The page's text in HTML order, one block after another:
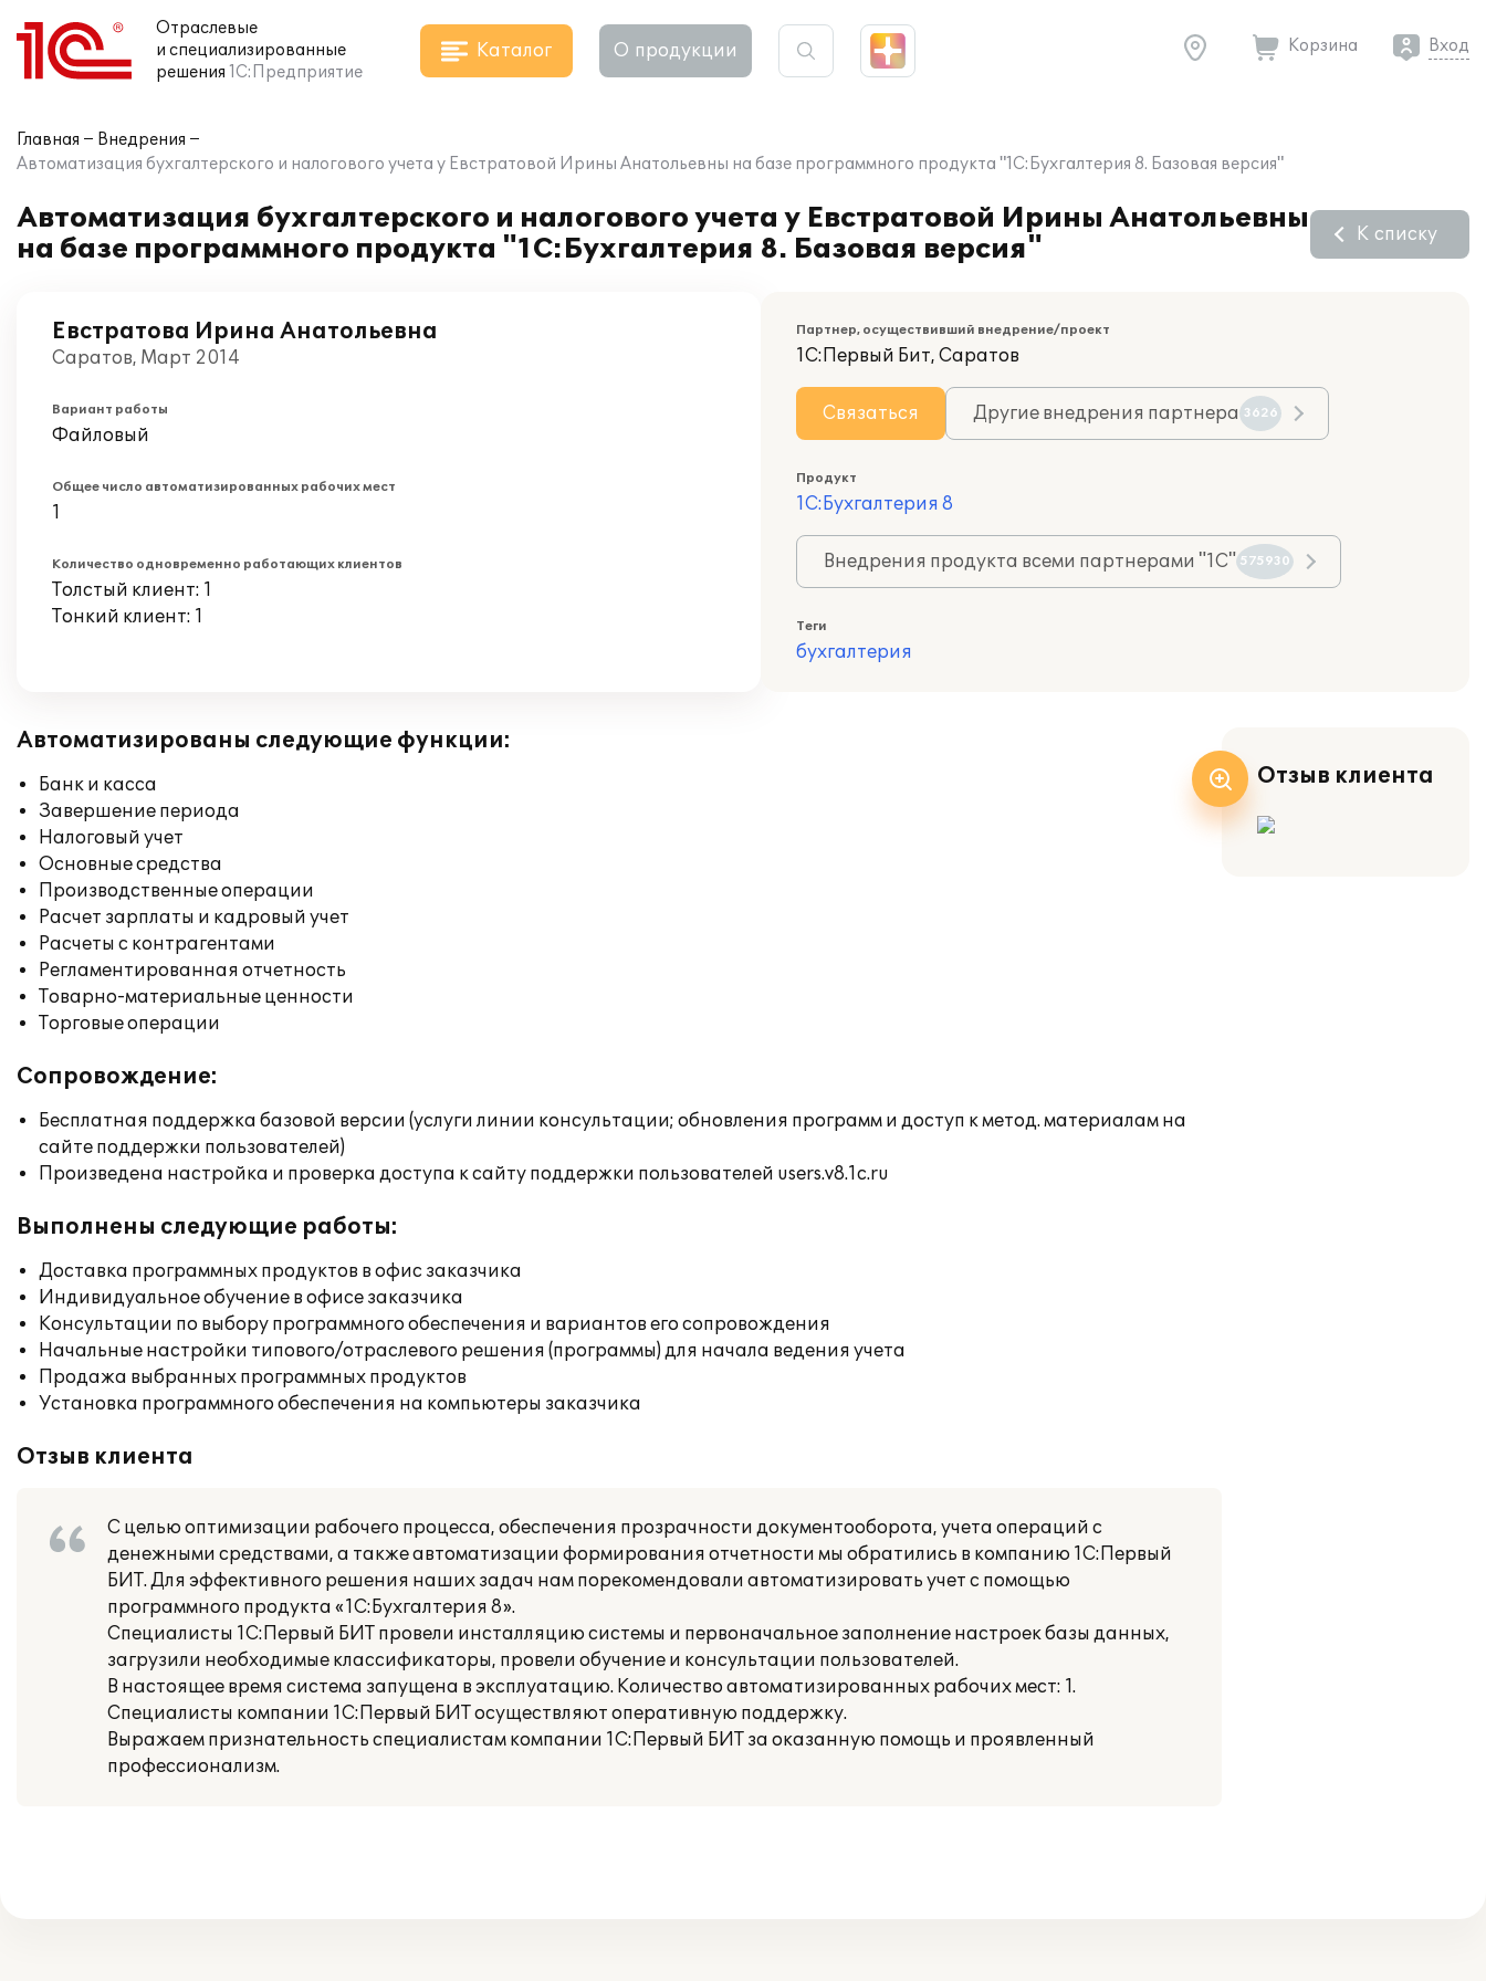
Отраслевые
и специализированные
решения 1С:Предприятие
Каталог О продукции Корзина Вход
Главная
Внедрения
Автоматизация бухгалтерского и налогового учета у Евстратовой Ирины Анатольевны на базе программного продукта "1С:Бухгалтерия 8. Базовая версия"
Автоматизация бухгалтерского и налогового учета у Евстратовой Ирины Анатольевны
на базе программного продукта "1С:Бухгалтерия 8. Базовая версия"
К списку
Евстратова Ирина Анатольевна
Саратов, Март 2014
Вариант работы
Файловый
Общее число автоматизированных рабочих мест
1
Количество одновременно работающих клиентов
Толстый клиент: 1
Тонкий клиент: 1
Партнер, осуществивший внедрение/проект
1С:Первый Бит, Саратов
Связаться Другие внедрения партнера 3626
Продукт
1С:Бухгалтерия 8
Внедрения продукта всеми партнерами "1С" 575930
Теги
бухгалтерия
Автоматизированы следующие функции:
Банк и касса
Завершение периода
Налоговый учет
Основные средства
Производственные операции
Расчет зарплаты и кадровый учет
Расчеты с контрагентами
Регламентированная отчетность
Товарно-материальные ценности
Торговые операции
Сопровождение:
Бесплатная поддержка базовой версии (услуги линии консультации; обновления программ и доступ к метод. материалам на
сайте поддержки пользователей)
Произведена настройка и проверка доступа к сайту поддержки пользователей users.v8.1c.ru
Выполнены следующие работы:
Доставка программных продуктов в офис заказчика
Индивидуальное обучение в офисе заказчика
Консультации по выбору программного обеспечения и вариантов его сопровождения
Начальные настройки типового/отраслевого решения (программы) для начала ведения учета
Продажа выбранных программных продуктов
Установка программного обеспечения на компьютеры заказчика
Отзыв клиента
С целью оптимизации рабочего процесса, обеспечения прозрачности документооборота, учета операций с
денежными средствами, а также автоматизации формирования отчетности мы обратились в компанию 1С:Первый
БИТ. Для эффективного решения наших задач нам порекомендовали автоматизировать учет с помощью
программного продукта «1С:Бухгалтерия 8».
Специалисты 1С:Первый БИТ провели инсталляцию системы и первоначальное заполнение настроек базы данных,
загрузили необходимые классификаторы, провели обучение и консультации пользователей.
В настоящее время система запущена в эксплуатацию. Количество автоматизированных рабочих мест: 1.
Специалисты компании 1С:Первый БИТ осуществляют оперативную поддержку.
Выражаем признательность специалистам компании 1С:Первый БИТ за оказанную помощь и проявленный
профессионализм.
Отзыв клиента